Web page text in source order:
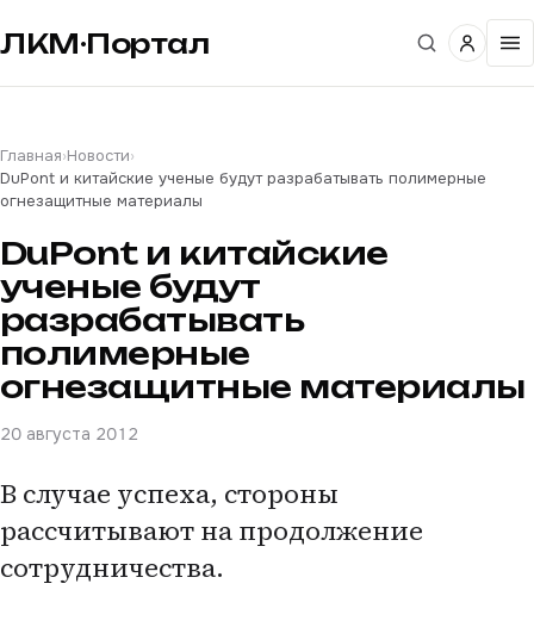
ЛКМ·Портал
Главная›Новости›
DuPont и китайские ученые будут разрабатывать полимерные
огнезащитные материалы
DuPont и китайские
ученые будут
разрабатывать
полимерные
огнезащитные материалы
20 августа 2012
В случае успеха, стороны
рассчитывают на продолжение
сотрудничества.